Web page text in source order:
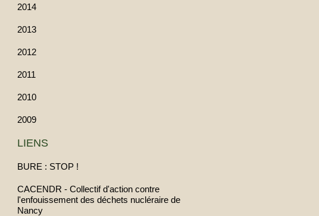
2014
2013
2012
2011
2010
2009
LIENS
BURE : STOP !
CACENDR - Collectif d'action contre
l'enfouissement des déchets nucléraire de
Nancy